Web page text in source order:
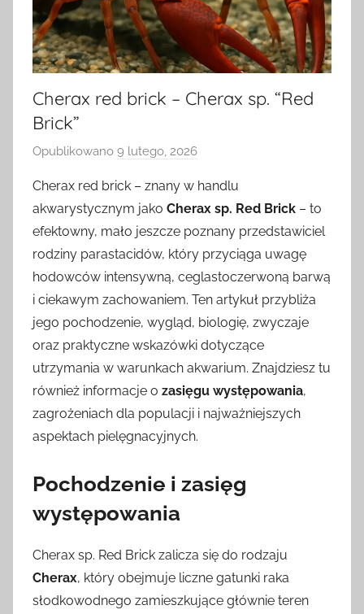
Cherax red brick – Cherax sp. “Red
Brick”
Opublikowano 9 lutego, 2026
z
e
z
Cherax red brick – znany w handlu
akwarystycznym jako Cherax sp. Red Brick – to
efektowny, mało jeszcze poznany przedstawiciel
rodziny parastacidów, który przyciąga uwagę
hodowców intensywną, ceglastoczerwoną barwą
i ciekawym zachowaniem. Ten artykuł przybliża
jego pochodzenie, wygląd, biologię, zwyczaje
oraz praktyczne wskazówki dotyczące
utrzymania w warunkach akwarium. Znajdziesz tu
również informacje o zasięgu występowania,
zagrożeniach dla populacji i najważniejszych
aspektach pielęgnacyjnych.
Pochodzenie i zasięg
występowania
Cherax sp. Red Brick zalicza się do rodzaju
Cherax, który obejmuje liczne gatunki raka
słodkowodnego zamieszkujące głównie teren